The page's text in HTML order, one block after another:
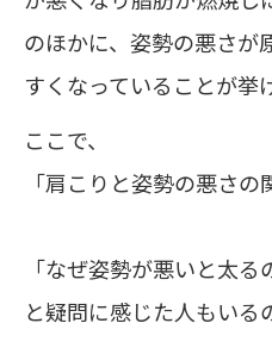
のほかに、姿勢の悪さが
すくなっていることが挙
ここで、
「肩こりと姿勢の悪さの
「なぜ姿勢が悪いと太る
と疑問に感じた人もいる